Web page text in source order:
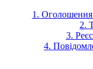
1. Оголошення
2.
3.
4.